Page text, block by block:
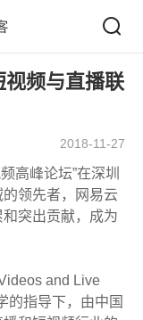
视频与直播联
2018-11-27
高峰论坛”在深圳
领先者，网易云
突出贡献，成为
and Live
的指导下，由中国